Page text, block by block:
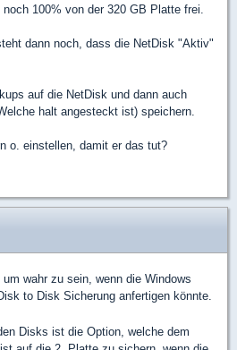
noch 100% von der 320 GB Platte frei.
dann noch, dass die NetDisk "Aktiv"
auf die NetDisk und dann auch
halt angesteckt ist) speichern.
o. einstellen, damit er das tut?
wahr zu sein, wenn die Windows
to Disk Sicherung anfertigen könnte.
Disks ist die Option, welche dem